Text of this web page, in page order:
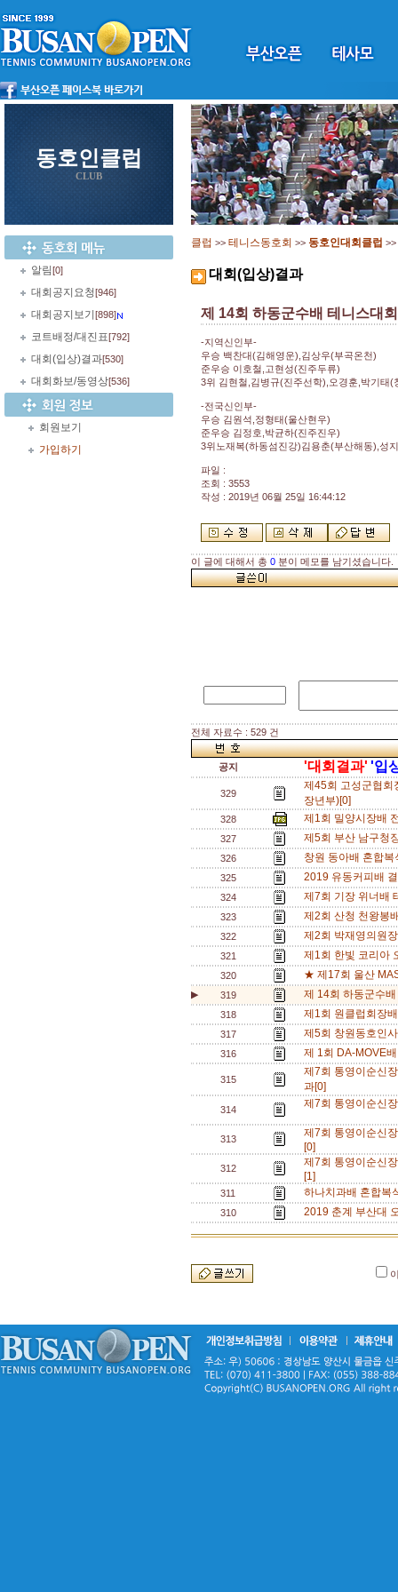
동호인클럽
CLUB
알림[0]
대회공지요청[946]
대회공지보기 [898]
코트배정/대진표[792]
대회(입상)결과[530]
대회화보/동영상[536]
회원보기
가입하기
클럽 >> 테니스동호회 >> 동호인대회클럽 >>
대회(입상)결과
제 14회 하동군수배 테니스대
-지역신인부-
우승 백찬대(김해영운),김상우(부곡온천)
준우승 이호철,고현성(진주두류)
3위 김현철,김병규(진주선학),오경훈,박기태(
-전국신인부-
우승 김원석,정형태(울산현우)
준우승 김정호,박균하(진주진우)
3위노재복(하동섬진강)김용춘(부산해동),성
파일 :
조회 : 3553
작성 : 2019년 06월 25일 16:44:12
이 글에 대해서 총 0 분이 메모를 남기셨습니다.
전체 자료수 : 529 건
공지 '대회결과' '입
329
제45회 고성군협회
장년부)[0]
328 제1회 밀양시장배
327 제5회 부산 남구청
326 창원 동아배 혼합
325 2019 유동커피배
324 제7회 기장 위너배
323 제2회 산청 천왕봉
322 제2회 박재영의원
321 제1회 한빛 코리아
320 ★ 제17회 울산
▶ 319 제 14회 하동군수
318 제1회 원클럽회장
317 제5회 창원동호인
316 제 1회 DA-MOVE
315
제7회 통영이순신
과[0]
314 제7회 통영이순신
313
제7회 통영이순신
[0]
312
제7회 통영이순신
[1]
311 하나치과배 혼합복
310 2019 춘계 부산대